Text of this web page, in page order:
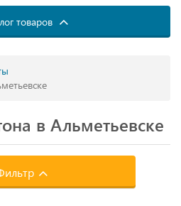
товаров
в Альметьевске